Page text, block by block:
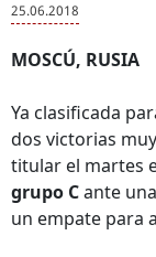
25.06.2018
MOSCÚ, RUSIA
Ya clasificada
dos victorias
titular el martes
grupo Cante una
un empate para